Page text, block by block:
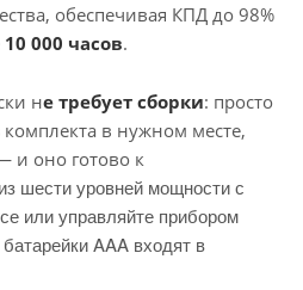
обеспечивая КПД до 98%
10 000 часов.
не требует сборки: просто
в нужном месте,
и оно готово к
шести уровней мощности с
или управляйте прибором
AAA входят в